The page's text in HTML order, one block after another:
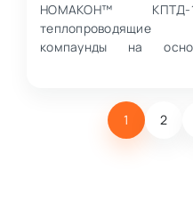
НОМАКОН™
теплопроводящие
компаунды на
1 2